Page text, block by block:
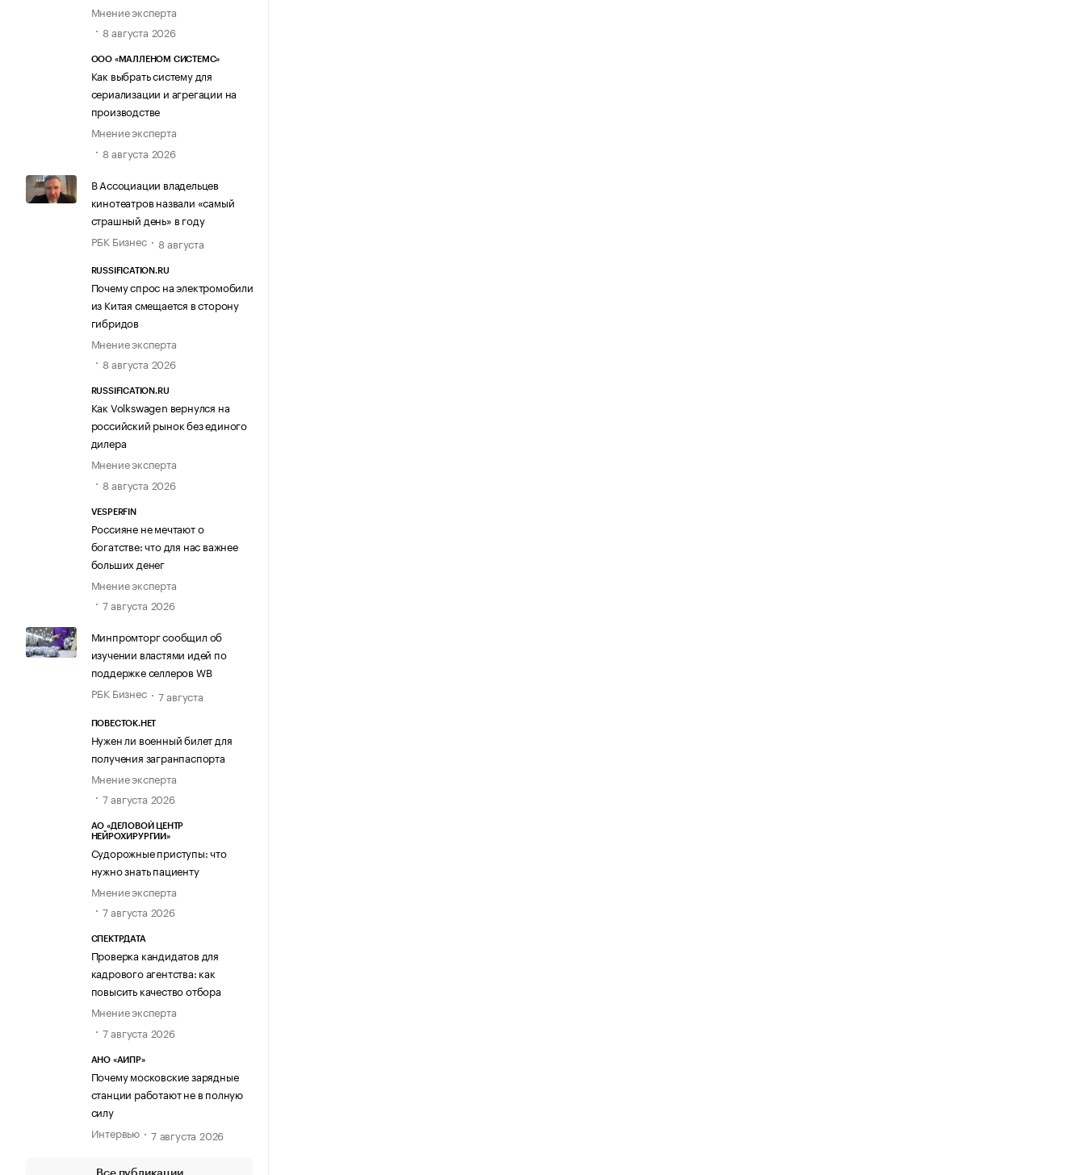
Мнение эксперта
8 августа 2026
ООО «МАЛЛЕНОМ СИСТЕМС»
Как выбрать систему для
сериализации и агрегации на
производстве
Мнение эксперта
8 августа 2026
В Ассоциации владельцев
кинотеатров назвали «самый
страшный день» в году
РБК Бизнес
8 августа
RUSSIFICATION.RU
Почему спрос на электромобили
из Китая смещается в сторону
гибридов
Мнение эксперта
8 августа 2026
RUSSIFICATION.RU
Как Volkswagen вернулся на
российский рынок без единого
дилера
Мнение эксперта
8 августа 2026
VESPERFIN
Россияне не мечтают о
богатстве: что для нас важнее
больших денег
Мнение эксперта
7 августа 2026
Минпромторг сообщил об
изучении властями идей по
поддержке селлеров WB
РБК Бизнес
7 августа
ПОВЕСТОК.НЕТ
Нужен ли военный билет для
получения загранпаспорта
Мнение эксперта
7 августа 2026
АО «ДЕЛОВОЙ ЦЕНТР
НЕЙРОХИРУРГИИ»
Судорожные приступы: что
нужно знать пациенту
Мнение эксперта
7 августа 2026
СПЕКТРДАТА
Проверка кандидатов для
кадрового агентства: как
повысить качество отбора
Мнение эксперта
7 августа 2026
АНО «АИПР»
Почему московские зарядные
станции работают не в полную
силу
Интервью
7 августа 2026